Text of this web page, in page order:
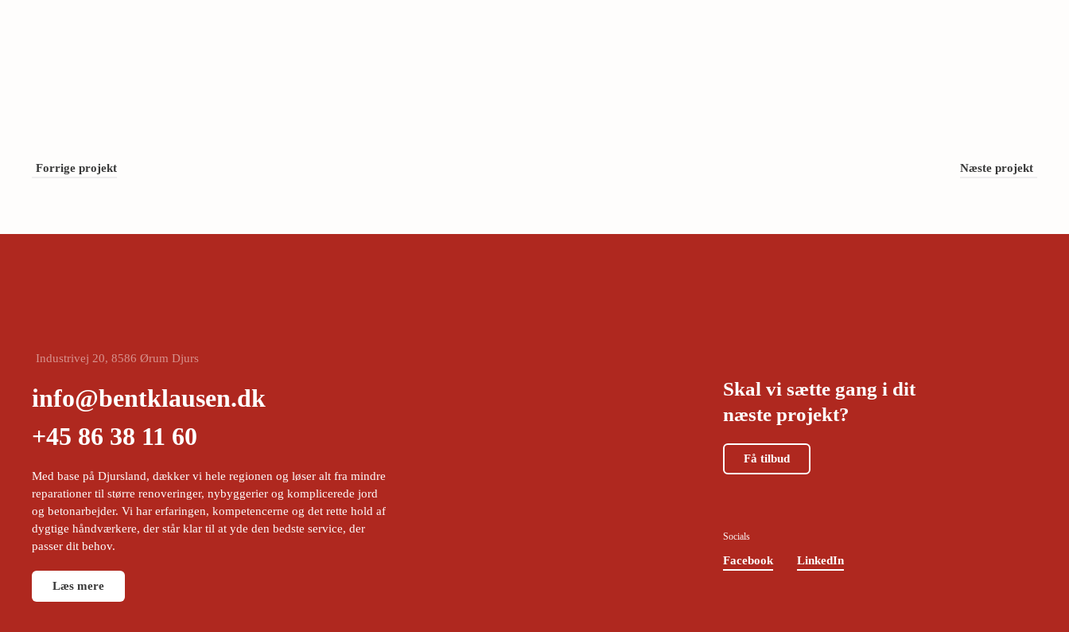
Forrige projekt Næste projekt
Industrivej 20, 8586 Ørum Djurs
info@bentklausen.dk
+45 86 38 11 60
Med base på Djursland, dækker vi hele regionen og løser alt fra mindre
reparationer til større renoveringer, nybyggerier og komplicerede jord
og betonarbejder. Vi har erfaringen, kompetencerne og det rette hold af
dygtige håndværkere, der står klar til at yde den bedste service, der
passer dit behov.
Læs mere
Skal vi sætte gang i dit
næste projekt?
Få tilbud
Socials
Facebook LinkedIn